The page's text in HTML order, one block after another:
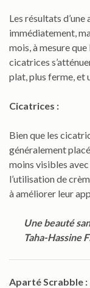
Les résultats
immédiatement,
mois, à mesure
cicatrices
plat, plus ferme, et
Cicatrices :
Bien que les
généralement
moins visibles
l’utilisation de
à améliorer leur
Une beauté
Taha-Hassine
Aparté Scrabble :